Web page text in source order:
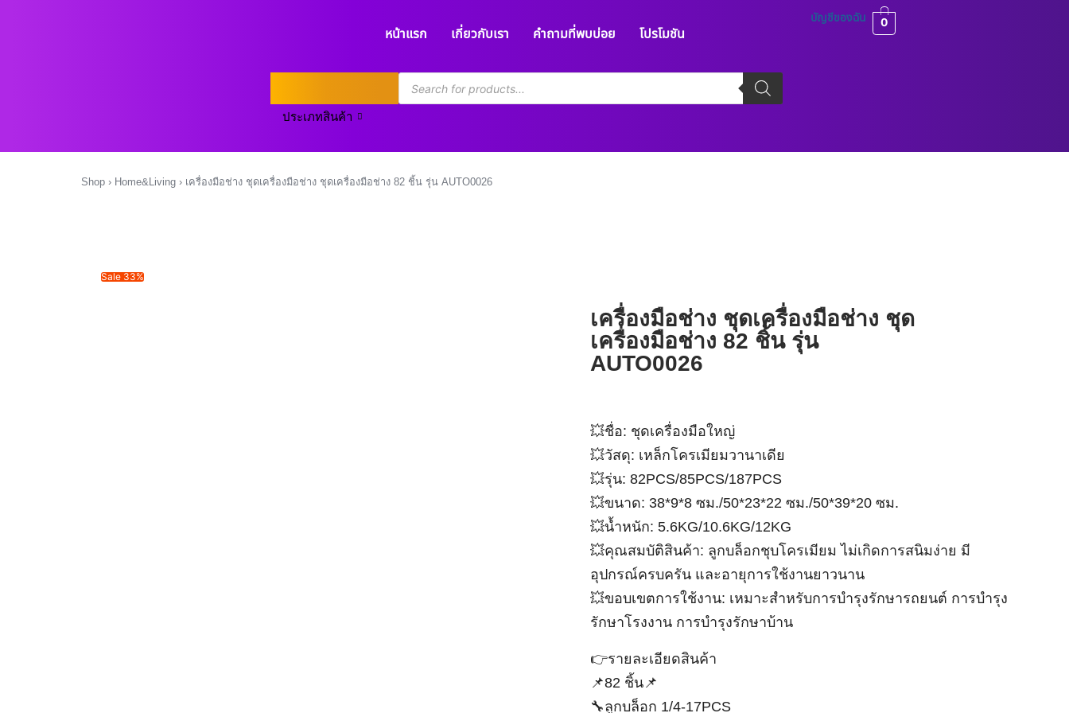
หน้าแรก เกี่ยวกับเรา คำถามที่พบบ่อย โปรโมชัน
ประเภทสินค้า
บัญชีของฉัน 0
Shop › Home&Living › เครื่องมือช่าง ชุดเครื่องมือช่าง ชุดเครื่องมือช่าง 82 ชิ้น รุ่น AUTO0026
Sale 33%
เครื่องมือช่าง ชุดเครื่องมือช่าง ชุด
เครื่องมือช่าง 82 ชิ้น รุ่น AUTO0026
💥วัสดุ: เหล็กโครเมียมวานาเดีย
💥รุ่น: 82PCS/85PCS/187PCS
💥ขนาด: 38*9*8 ซม./50*23*22 ซม./50*39*20 ซม.
💥น้ำหนัก: 5.6KG/10.6KG/12KG
💥คุณสมบัติสินค้า: ลูกบล็อกชุบโครเมียม ไม่เกิดการสนิมง่าย มีอุปกรณ์ครบครัน
และอายุการใช้งานยาวนาน
💥ขอบเขตการใช้งาน: เหมาะสำหรับการบำรุงรักษารถยนต์ การบำรุงรักษา
โรงงาน การบำรุงรักษาบ้าน
📌82 ชิ้น📌
🔧ลูกบล็อก 1/4-17PCS
🔧สี่เหลี่ยม PH1-PH2